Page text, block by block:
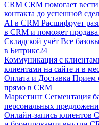
CRM CRM помогает
контакта до успешной
AI в CRM Расшифрует
в CRM и поможет
Складской учёт Все
в Битрикс24
Коммуникация с
клиентами на сайте и в
Оплата и Доставка Прием
прямо в CRM
Маркетинг Сегментация
персональных
Онлайн-запись клиентов